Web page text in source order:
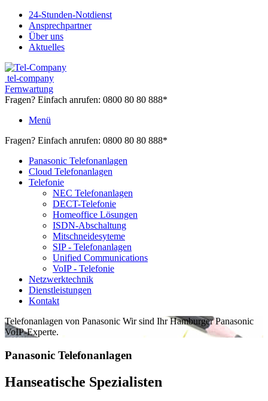
24-Stunden-Notdienst
Ansprechpartner
Über uns
Aktuelles
tel-company
Fernwartung
Fragen? Einfach anrufen: 0800 80 80 888*
Menü
Fragen? Einfach anrufen: 0800 80 80 888*
Panasonic Telefonanlagen
Cloud Telefonanlagen
Telefonie
NEC Telefonanlagen
DECT-Telefonie
Homeoffice Lösungen
ISDN-Abschaltung
Mitschneidesyteme
SIP - Telefonanlagen
Unified Communications
VoIP - Telefonie
Netzwerktechnik
Dienstleistungen
Kontakt
Telefonanlagen von Panasonic Wir sind Ihr Hamburger Panasonic
VoIP-Experte.
Panasonic Telefonanlagen
Hanseatische Spezialisten